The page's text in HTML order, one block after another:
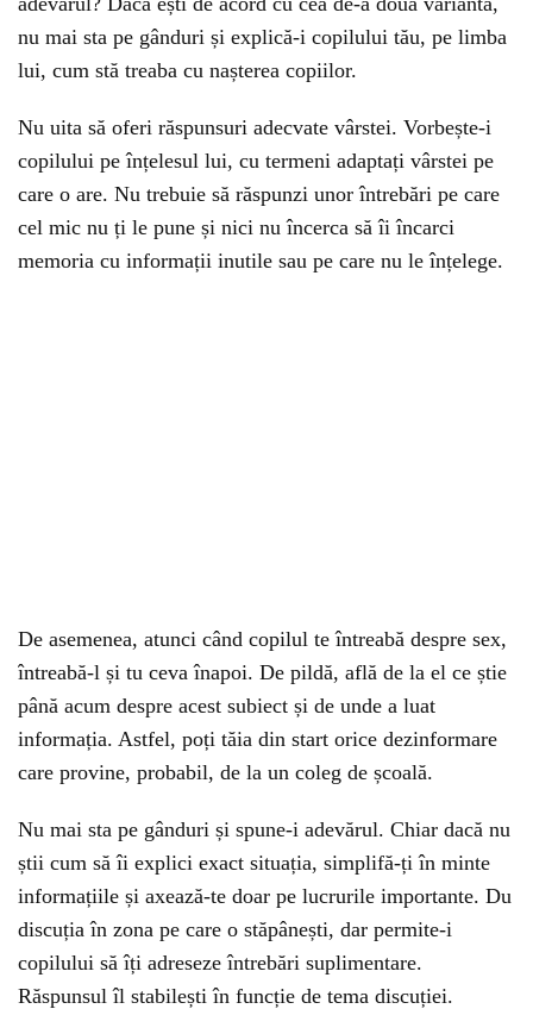
nu mai sta pe gânduri și explică-i copilului tău, pe limba
lui, cum stă treaba cu nașterea copiilor.
Nu uita să oferi răspunsuri adecvate vârstei. Vorbește-i
copilului pe înțelesul lui, cu termeni adaptați vârstei pe
care o are. Nu trebuie să răspunzi unor întrebări pe care
cel mic nu ți le pune și nici nu încerca să îi încarci
memoria cu informații inutile sau pe care nu le înțelege.
De asemenea, atunci când copilul te întreabă despre sex,
întreabă-l și tu ceva înapoi. De pildă, află de la el ce știe
până acum despre acest subiect și de unde a luat
informația. Astfel, poți tăia din start orice dezinformare
care provine, probabil, de la un coleg de școală.
Nu mai sta pe gânduri și spune-i adevărul. Chiar dacă nu
știi cum să îi explici exact situația, simplifă-ți în minte
informațiile și axează-te doar pe lucrurile importante. Du
discuția în zona pe care o stăpânești, dar permite-i
copilului să îți adreseze întrebări suplimentare.
Răspunsul îl stabilești în funcție de tema discuției.